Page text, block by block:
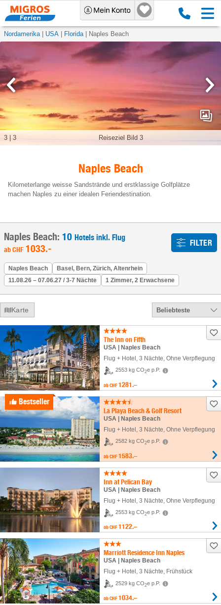
Nordamerika USA Florida Naples Beach
Reiseziel Bild 3
3 3
Naples Beach
Kilometerlange weisse Sandstrände und erstklassige Golfplätze
machen Naples zu einer idealen Feriendestination.
Naples Beach: 10 Hotels inkl. Flug
abCHF 1033.- FILTER
Naples Beach
Basel, Bern, Zürich, Altenrhein
11.08.26 – 07.06.27 / 3-7 Nächte
1 Zimmer, 2 Erwachsene
Karte Beliebteste
The Inn on Fifth
USA | Naples Beach
Flug + Hotel , 3 Nächte, Ohne Verpflegung
2553 kg CO2e p.P.
ab CHF 1281.–
Bestseller
La Playa Beach & Golf Resort
USA | Naples Beach
Flug + Hotel 3 Nächte , Ohne Verpflegung
2582 kg CO2e p.P.
ab CHF 1583.–
Inn at Pelican Bay
USA | Naples Beach
Flug + Hotel 3 Nächte , Ohne Verpflegung
2553 kg CO2e p.P.
ab CHF 1122.–
Marriott Residence Inn Naples
USA | Naples Beach
Flug + Hotel , 3 Nächte, Frühstück
2529 kg CO2e p.P.
ab CHF 1034.–